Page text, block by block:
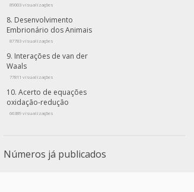
89003 visualizações
Desenvolvimento
Embrionário dos Animais
87783 visualizações
Interações de van der
Waals
77811 visualizações
Acerto de equações
oxidação-redução
66389 visualizações
Números já publicados